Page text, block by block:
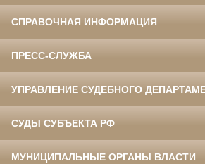
СПРАВОЧНАЯ ИНФОРМАЦИЯ
ПРЕСС-СЛУЖБА
УПРАВЛЕНИЕ СУДЕБНОГО
СУДЫ СУБЪЕКТА РФ
МУНИЦИПАЛЬНЫЕ ОРГАНЫ ВЛАСТИ